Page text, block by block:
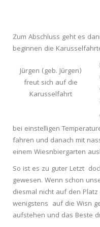
Zum Abschluss geht es
beginnen die
Jürgen (geb. Jürgen)
freut sich auf die
Karusselfahrt
bei einstelligen
fahren und danach mit
einem Wiesnbiergarten
So ist es zu guter Letzt
gewesen. Wenn schon
diesmal nicht auf den
wenigstens auf die Wisn
aufstehen und das Beste